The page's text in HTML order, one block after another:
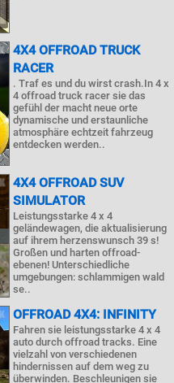
4X4 OFFROAD TRUCK
RACER
. Traf es und du wirst crash.In 4 x
4 offroad truck racer sie das
gefühl der macht neue orte
dynamische und erstaunliche
atmosphäre echtzeit fahrzeug
entdecken werden..
4X4 OFFROAD SUV
SIMULATOR
Leistungsstarke 4 x 4
geländewagen, die aktualisierung
auf ihrem herzenswunsch 39 s!
Großen und harten offroad-
ebenen! Unterschiedliche
umgebungen: schlammigen wald
se..
OFFROAD 4X4: INFINITY
Fahren sie leistungsstarke 4 x 4
auto durch offroad tracks. Eine
vielzahl von verschiedenen
hindernissen auf dem weg zu
überwinden. Beschleunigen sie